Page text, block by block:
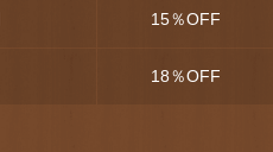
15％OFF
18％OFF